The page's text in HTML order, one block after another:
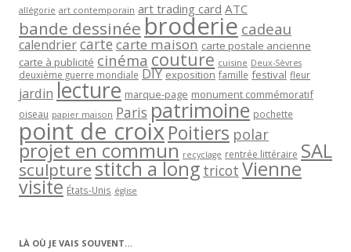
allégorie art contemporain art trading card ATC
bande dessinée broderie cadeau
calendriercartecarte maison carte postale ancienne
carte à publicité cinéma couture cuisine Deux-Sèvres
deuxième guerre mondiale DIY exposition famille festival fleur
jardin lecture marque-page monument commémoratif
oiseau papier maison Paris patrimoine pochette
point de croixPoitiers polar
projet en commun recyclage rentrée littéraire SAL
sculpturestitch a long tricot Vienne
visite États-Unis église
LÀ OÙ JE VAIS SOUVENT…